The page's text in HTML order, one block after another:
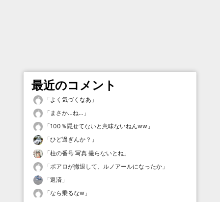
最近のコメント
「 よく気づくなあ 」
「 まさか…ね… 」
「100％隠せてないと意味ないねんww 」
「ひど過ぎんか？ 」
「柱の番号 写真 撮らないとね 」
「ポアロが撤退して、ルノアールになったか 」
「返済 」
「なら乗るなw 」